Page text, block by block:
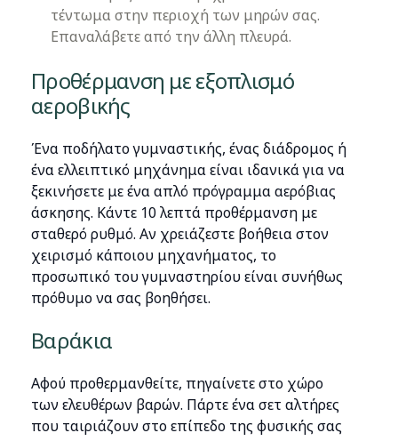
τέντωμα στην περιοχή των μηρών σας.
Επαναλάβετε από την άλλη πλευρά.
Προθέρμανση με εξοπλισμό
αεροβικής
Ένα ποδήλατο γυμναστικής, ένας διάδρομος ή
ένα ελλειπτικό μηχάνημα είναι ιδανικά για να
ξεκινήσετε με ένα απλό πρόγραμμα αερόβιας
άσκησης. Κάντε 10 λεπτά προθέρμανση με
σταθερό ρυθμό. Αν χρειάζεστε βοήθεια στον
χειρισμό κάποιου μηχανήματος, το
προσωπικό του γυμναστηρίου είναι συνήθως
πρόθυμο να σας βοηθήσει.
Βαράκια
Αφού προθερμανθείτε, πηγαίνετε στο χώρο
των ελευθέρων βαρών. Πάρτε ένα σετ αλτήρες
που ταιριάζουν στο επίπεδο της φυσικής σας